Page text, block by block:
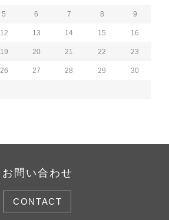
5 6 7 8 9
12 13 14 15 16
19 20 21 22 23
26 27 28 29 30
お問い合わせ
CONTACT